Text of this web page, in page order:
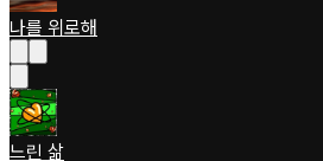
나를 위로해
느린 삶